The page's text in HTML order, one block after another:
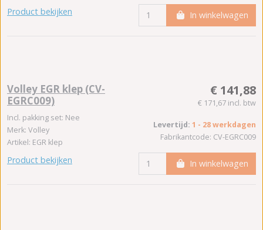
Product bekijken In winkelwagen
Volley EGR klep (CV-
EGRC009)
Incl. pakking set: Nee
Merk: Volley
Artikel: EGR klep
Product bekijken
€ 141,88
€ 171,67 incl. btw
Levertijd: 1 - 28 werkdagen
Fabrikantcode: CV-EGRC009
In winkelwagen